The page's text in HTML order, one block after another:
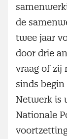
de
twee jaar
door drie
vraag of zij
sinds
Netwerk is
Nationale